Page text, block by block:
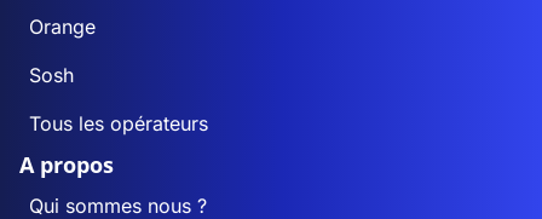
Orange
Sosh
Tous les opérateurs
A propos
Qui sommes nous ?